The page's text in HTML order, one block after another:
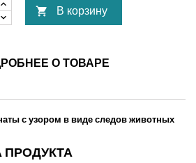
 В корзину
О ТОВАРЕ
с узором в виде следов животных